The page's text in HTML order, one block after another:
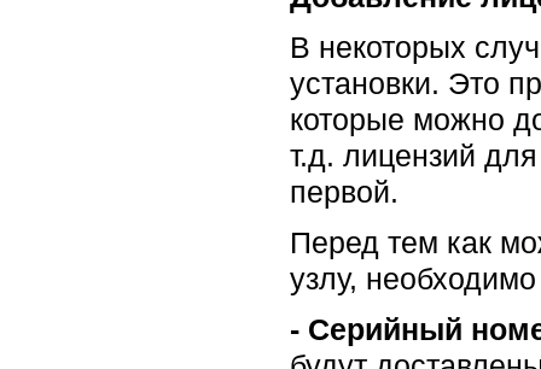
В некоторых
установки. Это
которые можно
т.д. лицензий
первой.
Перед тем как
узлу,
- Серийный